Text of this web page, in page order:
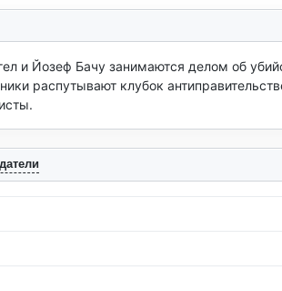
и Йозеф Бачу занимаются делом об
распутывают клубок